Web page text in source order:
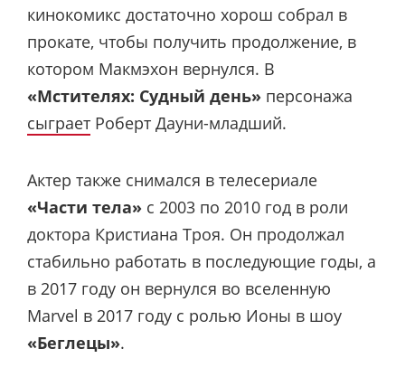
кинокомикс достаточно хорош собрал в
прокате, чтобы получить продолжение, в
котором Макмэхон вернулся. В
«Мстителях: Судный день» персонажа
сыграет Роберт Дауни-младший.
Актер также снимался в телесериале
«Части тела» с 2003 по 2010 год в роли
доктора Кристиана Троя. Он продолжал
стабильно работать в последующие годы, а
в 2017 году он вернулся во вселенную
Marvel в 2017 году с ролью Ионы в шоу
«Беглецы».